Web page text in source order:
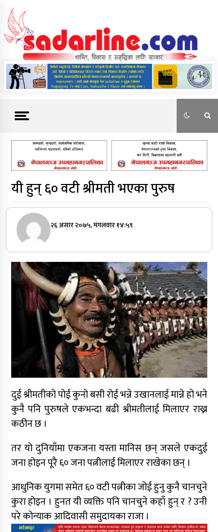
content
News For Nepal
यी हुन् ६० वटी श्रीमती भएका पुरुष
२६ असार २०७५, मंगलवार १४:५९
दुई श्रीमतीको पोई कुनो बसी रोई भन्ने उखानलाई मान्ने हो भने
कुनै पनि पुरुषले एकभन्दा बढी श्रीमतीलाई मिलाएर राख्न
कठीन छ ।
तर यो दुनियाँमा एकजना यस्ता मानिस छन् जसले एकदुई
जना होइन पूरै ६० जना पत्नीलाई मिलाएर राखेका छन् ।
आधुनिक युगमा समेत ६० वटी पत्नीका जोई हुनु कुनै चानचुने
कुरा होइन । हुनत यी व्यक्ति पनि चानचुने कहाँ हुन् र ? उनी
परे कोन्याक आदिवासी समुदायका राजा ।